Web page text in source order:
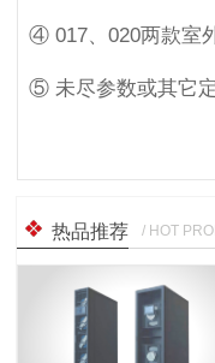
④ 017、020两款室
⑤ 未尽参数或其它
热品推荐 / HOT